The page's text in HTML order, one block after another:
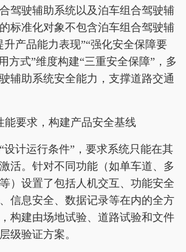
驾驶辅助系统以及泊车组合驾驶辅
标准化对象不包含泊车组合驾驶辅
升产品能力表现”“强化安全保障要
方式”维度构建“三重安全保障”，多
辅助系统安全能力，支撑道路交通
能要求，构建产品安全基线
设计运行条件”，要求系统只能在其
活。针对不同功能（如单车道、多
）设置了包括人机交互、功能安全
信息安全、数据记录等在内的全方
构建由场地试验、道路试验和文件
级验证方案。